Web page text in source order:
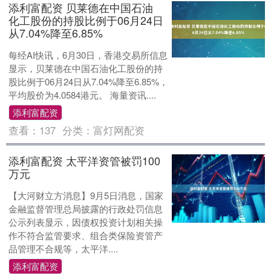
添利富配资 贝莱德在中国石油
化工股份的持股比例于06月24日
从7.04%降至6.85%
每经AI快讯，6月30日，香港交易所信息
显示，贝莱德在中国石油化工股份的持
股比例于06月24日从7.04%降至6.85%，
平均股价为4.0584港元。 海量资讯....
添利富配资
查看： 137 分类：富灯网配资
添利富配资 太平洋资管被罚100
万元
【大河财立方消息】9月5日消息，国家
金融监督管理总局披露的行政处罚信息
公示列表显示，因债权投资计划相关操
作不符合监管要求、组合类保险资管产
品管理不合规等，太平洋....
添利富配资